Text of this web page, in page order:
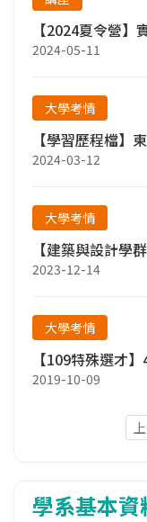
【2024夏令營
2024-05-11
大學考情
【學習歷程檔】
2024-03-12
大學考情
【建築與設計學
2023-12-14
大學考情
【109特殊選才
2019-10-09
學系基本資